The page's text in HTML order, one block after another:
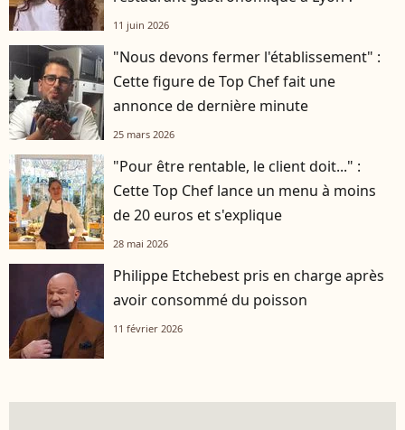
11 juin 2026
"Nous devons fermer l'établissement" :
Cette figure de Top Chef fait une
annonce de dernière minute
25 mars 2026
"Pour être rentable, le client doit..." :
Cette Top Chef lance un menu à moins
de 20 euros et s'explique
28 mai 2026
Philippe Etchebest pris en charge après
avoir consommé du poisson
11 février 2026